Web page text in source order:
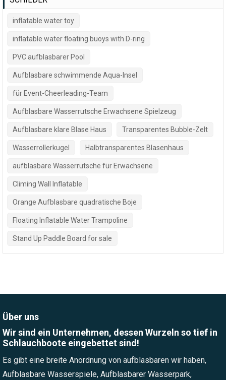
inflatable water toy
inflatable water floating buoys with D-ring
PVC aufblasbarer Pool
Aufblasbare schwimmende Aqua-Insel
für Event-Cheerleading-Team
Aufblasbare Wasserrutsche Erwachsene Spielzeug
Aufblasbare klare Blase Haus Transparentes Bubble-Zelt
Wasserrollerkugel Halbtransparentes Blasenhaus
aufblasbare Wasserrutsche für Erwachsene
Climing Wall Inflatable
Orange Aufblasbare quadratische Boje
Floating Inflatable Water Trampoline
Stand Up Paddle Board for sale
Über uns
Wir sind ein Unternehmen, dessen Wurzeln so tief in
Schlauchboote eingebettet sind!
Es gibt eine breite Anordnung von aufblasbaren wir haben,
Aufblasbare Wasserspiele, Aufblasbarer Wasserpark,